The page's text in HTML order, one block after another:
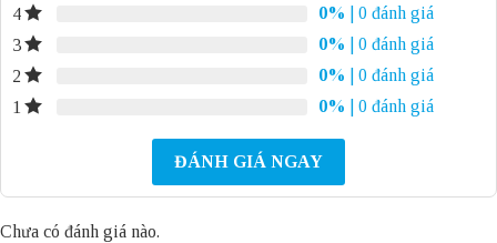
4
0%
| 0 đánh giá
3
0%
| 0 đánh giá
2
0%
| 0 đánh giá
1
0% | 0 đánh giá
ĐÁNH GIÁ NGAY
Chưa có đánh giá nào.